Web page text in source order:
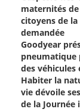
maternités
citoyens de la
demandée
Goodyear
pneumatique
des véhicules
Habiter la
vie dévoile
de la